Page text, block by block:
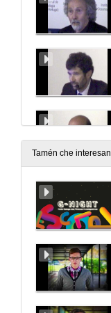
Tamén che interesan